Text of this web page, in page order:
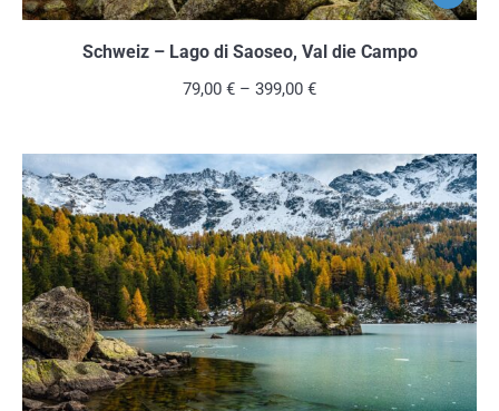
Produkt
Die
Optionen
können
auf
der
gewählt
werden
Schweiz – Lago di Saoseo, Val die Campo
79,00 € – 399,00 €